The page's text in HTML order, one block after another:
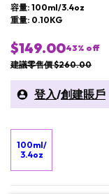
容量: 100ml/3.4oz
重量: 0.10KG
$149.0043% off
建議零售價 $260.00
登入/創建賬戶
100ml/
3.4oz